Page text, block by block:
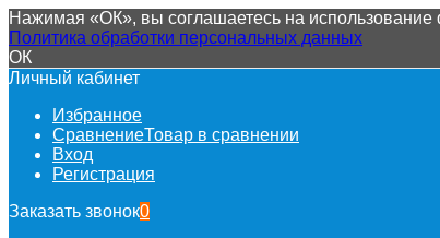
Нажимая «ОК», вы соглашаетесь на использование
Политика обработки персональных данных
ОК
Личный кабинет
Избранное
СравнениеТовар в сравнении
Вход
Регистрация
Заказать звонок0